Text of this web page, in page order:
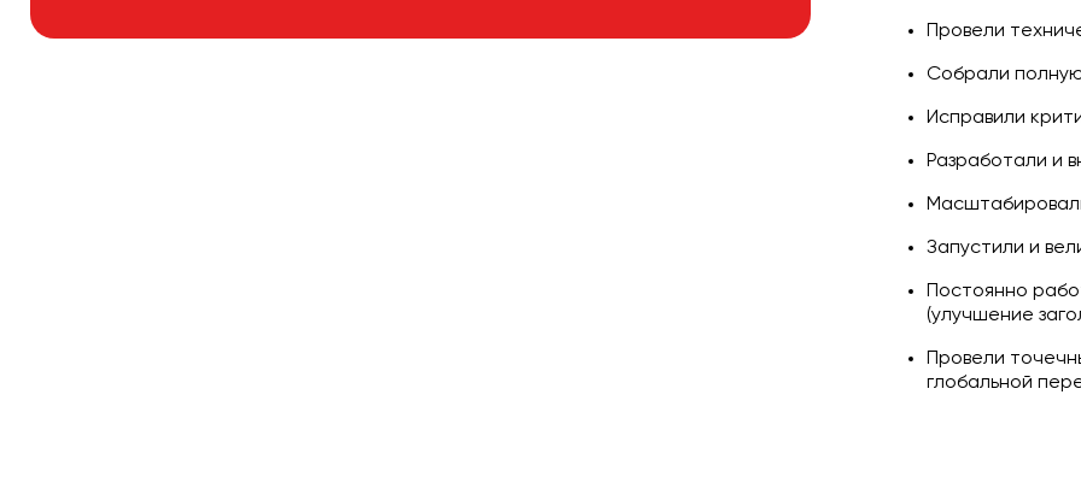
Провели
Собрали
Исправили
Разработали и
Запустили и
Постоянно
(улучшение
Провели
глобальной